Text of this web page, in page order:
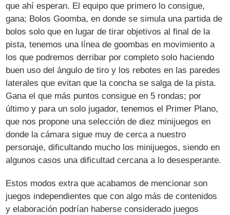
que ahí esperan. El equipo que primero lo consigue,
gana; Bolos Goomba, en donde se simula una partida de
bolos solo que en lugar de tirar objetivos al final de la
pista, tenemos una línea de goombas en movimiento a
los que podremos derribar por completo solo haciendo
buen uso del ángulo de tiro y los rebotes en las paredes
laterales que evitan que la concha se salga de la pista.
Gana el que más puntos consigue en 5 rondas; por
último y para un solo jugador, tenemos el Primer Plano,
que nos propone una selección de diez minijuegos en
donde la cámara sigue muy de cerca a nuestro
personaje, dificultando mucho los minijuegos, siendo en
algunos casos una dificultad cercana a lo desesperante.
Estos modos extra que acabamos de mencionar son
juegos independientes que con algo más de contenidos
y elaboración podrían haberse considerado juegos